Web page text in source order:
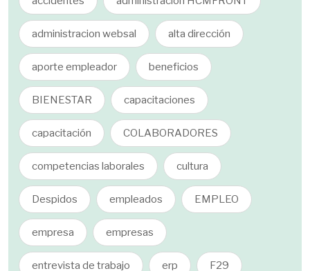
administracion websal alta dirección
aporte empleador beneficios
BIENESTAR capacitaciones
capacitación COLABORADORES
competencias laborales cultura
Despidos empleados EMPLEO
empresa empresas
entrevista de trabajo erp F29